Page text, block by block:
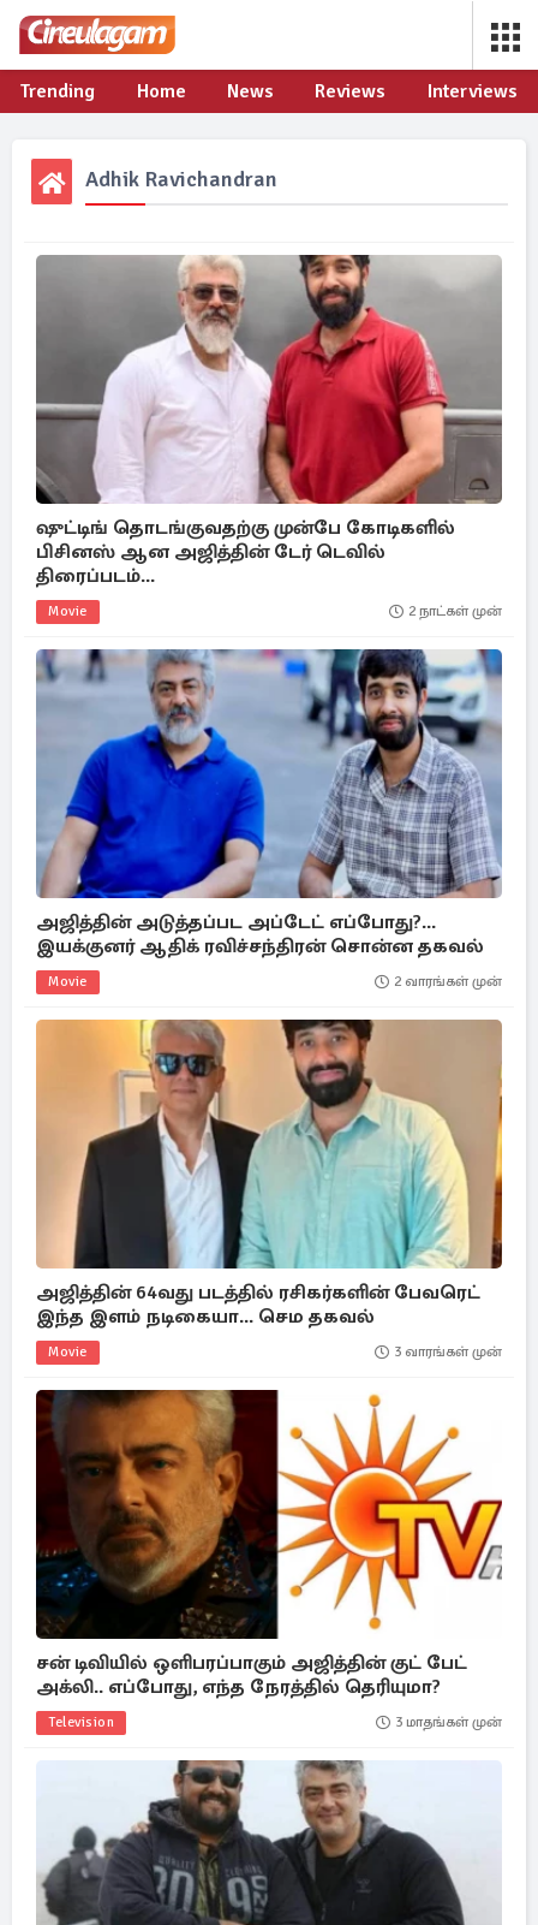
Trending Home News Reviews Interviews
Adhik Ravichandran
ஷுட்டிங் தொடங்குவதற்கு முன்பே கோடிகளில்
பிசினஸ் ஆன அஜித்தின் டேர் டெவில்
திரைப்படம்...
Movie 2 நாட்கள் முன்
அஜித்தின் அடுத்தப்பட அப்டேட் எப்போது?...
இயக்குனர் ஆதிக் ரவிச்சந்திரன் சொன்ன தகவல்
Movie 2 வாரங்கள் முன்
அஜித்தின் 64வது படத்தில் ரசிகர்களின் பேவரெட்
இந்த இளம் நடிகையா... செம தகவல்
Movie 3 வாரங்கள் முன்
சன் டிவியில் ஒளிபரப்பாகும் அஜித்தின் குட் பேட்
அக்லி.. எப்போது, எந்த நேரத்தில் தெரியுமா?
Television 3 மாதங்கள் முன்